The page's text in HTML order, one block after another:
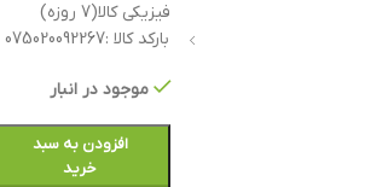
فیزیکی کالا(7 روزه)
بارکد کالا :075020092267
موجود در انبار
افزودن به سبد
خرید